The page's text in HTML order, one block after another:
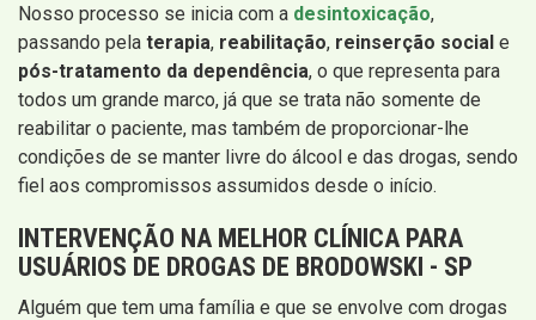
Nosso processo se inicia com a desintoxicação,
passando pela terapia, reabilitação, reinserção social e
pós-tratamento da dependência, o que representa para
todos um grande marco, já que se trata não somente de
reabilitar o paciente, mas também de proporcionar-lhe
condições de se manter livre do álcool e das drogas, sendo
fiel aos compromissos assumidos desde o início.
INTERVENÇÃO NA MELHOR CLÍNICA PARA
USUÁRIOS DE DROGAS DE BRODOWSKI - SP
Alguém que tem uma família e que se envolve com drogas